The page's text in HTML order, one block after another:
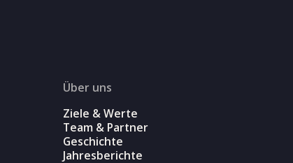
Über uns
Ziele & Werte
Team & Partner
Geschichte
Jahresberichte